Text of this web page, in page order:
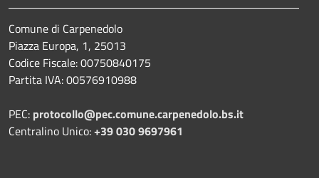
Comune di Carpenedolo
Piazza Europa, 1, 25013
Codice Fiscale: 00750840175
Partita IVA: 00576910988
PEC: protocollo@pec.comune.carpenedolo.bs.it
Centralino Unico:+39 030 9697961